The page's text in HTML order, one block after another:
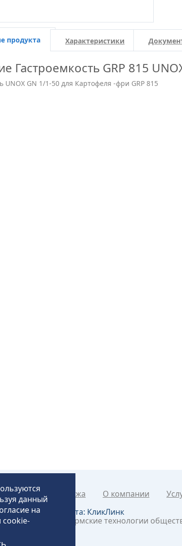
продукта
Гастроемкость GRP 815
UNOX GN 1/1-50 для Картофеля -фри GRP 815
Характеристики
Рапродажа О компании
продвижение сайта: КликЛинк
«Технопит» – Пермские технологии
данный
на
cookie-